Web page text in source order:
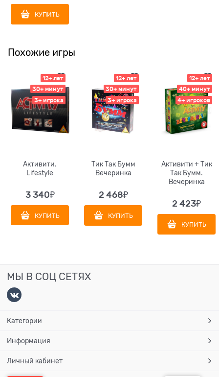
КУПИТЬ
Похожие игры
12+ лет
30+ минут
3+ игрока
Активити.
Lifestyle
3 340₽
КУПИТЬ
12+ лет
30+ минут
3+ игрока
Тик Так Бумм
Вечеринка
2 468₽
КУПИТЬ
12+ лет
40+ минут
4+ игроков
Активити + Тик
Так Бумм.
Вечеринка
2 423₽
КУПИТЬ
МЫ В СОЦ СЕТЯХ
Категории
Информация
Личный кабинет